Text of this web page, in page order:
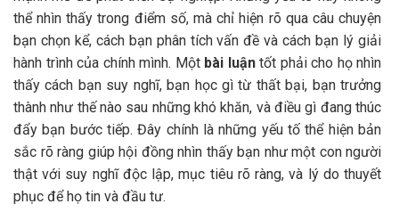
thể nhìn thấy trong điểm số, mà chỉ hiện rõ qua câu chuyện
bạn chọn kể, cách bạn phân tích vấn đề và cách bạn lý giải
hành trình của chính mình. Một bài luậntốt phải cho họ nhìn
thấy cách bạn suy nghĩ, bạn học gì từ thất bại, bạn trưởng
thành như thế nào sau những khó khăn, và điều gì đang thúc
đẩy bạn bước tiếp. Đây chính là những yếu tố thể hiện bản
sắc rõ ràng giúp hội đồng nhìn thấy bạn như một con người
thật với suy nghĩ độc lập, mục tiêu rõ ràng, và lý do thuyết
phục để họ tin và đầu tư.